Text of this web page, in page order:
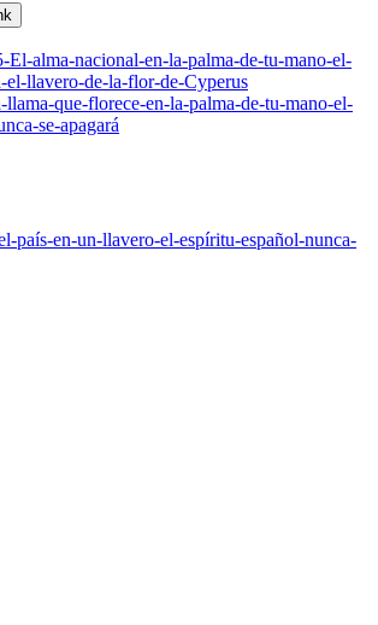
El-alma-nacional-en-la-palma-de-tu-mano-el-
el-llavero-de-la-flor-de-Cyperus
que-florece-en-la-palma-de-tu-mano-el-
se-apagará